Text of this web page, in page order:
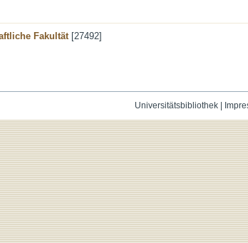
Fakultät[27492]
Universitätsbibliothek|